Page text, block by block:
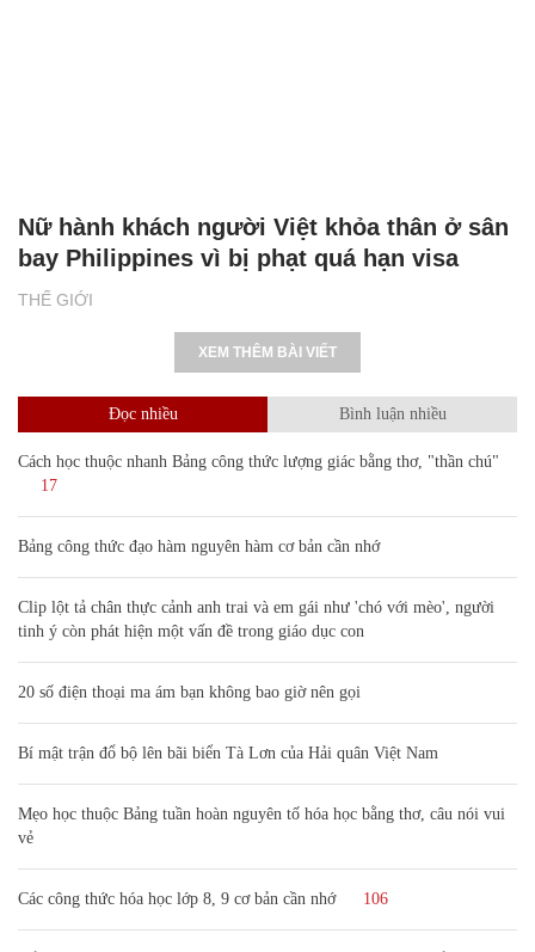
THẾ GIỚI
Nữ hành khách người Việt khỏa thân ở sân
bay Philippines vì bị phạt quá hạn visa
XEM THÊM BÀI VIẾT
Đọc nhiều Bình luận nhiều
Cách học thuộc nhanh Bảng công thức lượng giác bằng thơ, "thần chú"
17
Bảng công thức đạo hàm nguyên hàm cơ bản cần nhớ
Clip lột tả chân thực cảnh anh trai và em gái như 'chó với mèo', người
tinh ý còn phát hiện một vấn đề trong giáo dục con
20 số điện thoại ma ám bạn không bao giờ nên gọi
Bí mật trận đổ bộ lên bãi biển Tà Lơn của Hải quân Việt Nam
Mẹo học thuộc Bảng tuần hoàn nguyên tố hóa học bằng thơ, câu nói vui
vẻ
Các công thức hóa học lớp 8, 9 cơ bản cần nhớ 106